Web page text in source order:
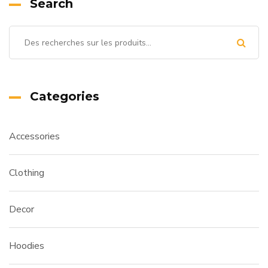
Search
Categories
Accessories
Clothing
Decor
Hoodies